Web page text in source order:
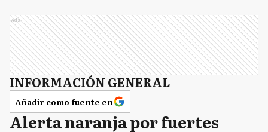
Ads
INFORMACIÓN GENERAL
Añadir como fuente en
Alerta naranja por fuertes